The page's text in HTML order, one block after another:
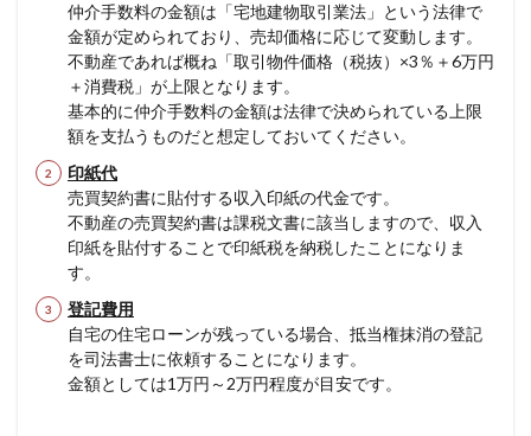
仲介手数料の金額は「宅地建物取引業法」という法律で
金額が定められており、売却価格に応じて変動します。
不動産であれば概ね「取引物件価格（税抜）×3％＋6万円
＋消費税」が上限となります。
基本的に仲介手数料の金額は法律で決められている上限
額を支払うものだと想定しておいてください。
印紙代
売買契約書に貼付する収入印紙の代金です。
不動産の売買契約書は課税文書に該当しますので、収入
印紙を貼付することで印紙税を納税したことになりま
す。
登記費用
自宅の住宅ローンが残っている場合、抵当権抹消の登記
を司法書士に依頼することになります。
金額としては1万円～2万円程度が目安です。